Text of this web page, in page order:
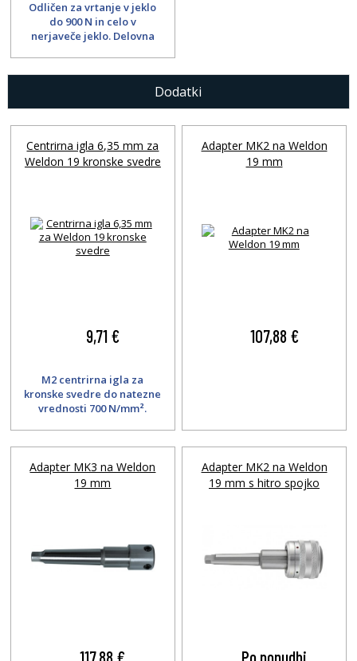
Odličen za vrtanje v jeklo
do 900 N in celo v
nerjaveče jeklo. Delovna
Dodatki
Centrirna igla 6,35 mm za
Weldon 19 kronske svedre
9,71 €
M2 centrirna igla za
kronske svedre do natezne
vrednosti 700 N/mm².
Adapter MK2 na Weldon
19 mm
107,88 €
Adapter MK3 na Weldon
19 mm
Adapter MK2 na Weldon
19 mm s hitro spojko